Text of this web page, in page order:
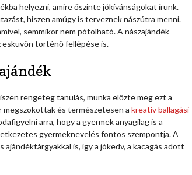
helyezni, amire őszinte jókívánságokat írunk.
hiszen amúgy is terveznek nászútra menni.
semmikor nem pótolható. A nászajándék
esküvőn történő fellépése is.
rengeteg tanulás, munka előzte meg ezt a
megszokottak és természetesen akreatív ballagási
arra, hogy a gyermek anyagilag is a
gyermeknevelés fontos szempontja. A
is, így a jókedv, a kacagás adott